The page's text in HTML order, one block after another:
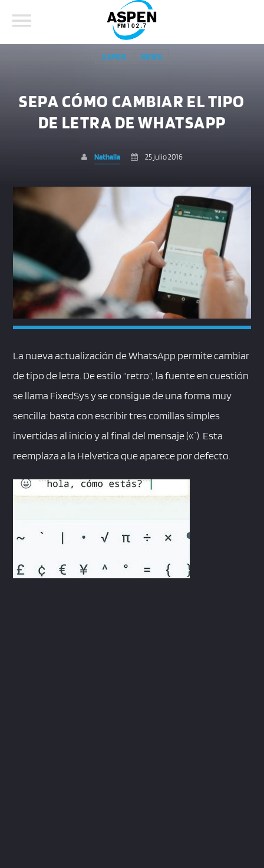
BUSCAR EN EL SITIO:
COMPARTE ESTA PÁGINA EN:
Whatsapp
ASPEN NEWS
SEPA CÓMO CAMBIAR EL TIPO
DE LETRA DE WHATSAPP
Nathalia 25 julio 2016
La nueva actualización de WhatsApp permite cambiar
de tipo de letra. De estilo “retro”, la fuente en cuestión
se llama FixedSys y se consigue de una forma muy
sencilla: basta con escribir tres comillas simples
invertidas al inicio y al final del mensaje («`). Esta
reemplaza a la Helvetica que aparece por defecto.